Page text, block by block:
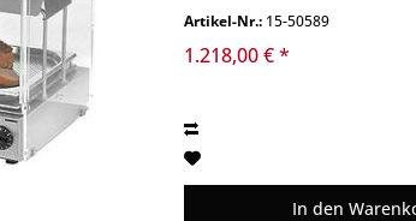
Artikel-Nr.: 15-50589
1.218,00 € *
In den